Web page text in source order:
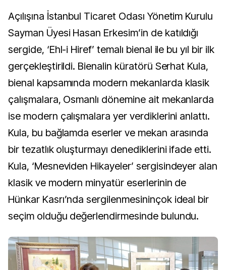
Açılışına İstanbul Ticaret Odası Yönetim Kurulu
Sayman Üyesi Hasan Erkesim’in de katıldığı
sergide, ‘Ehl-i Hiref’ temalı bienal ile bu yıl bir ilk
gerçekleştirildi. Bienalin küratörü Serhat Kula,
bienal kapsamında modern mekanlarda klasik
çalışmalara, Osmanlı dönemine ait mekanlarda
ise modern çalışmalara yer verdiklerini anlattı.
Kula, bu bağlamda eserler ve mekan arasında
bir tezatlık oluşturmayı denediklerini ifade etti.
Kula, ‘Mesneviden Hikayeler’ sergisindeyer alan
klasik ve modern minyatür eserlerinin de
Hünkar Kasrı’nda sergilenmesininçok ideal bir
seçim olduğu değerlendirmesinde bulundu.